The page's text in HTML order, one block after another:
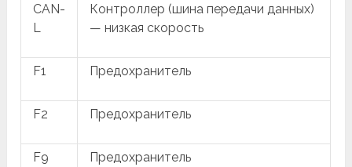
CAN-
L
Контроллер (шина передачи данных)
— низкая скорость
F1 Предохранитель
F2 Предохранитель
F9 Предохранитель